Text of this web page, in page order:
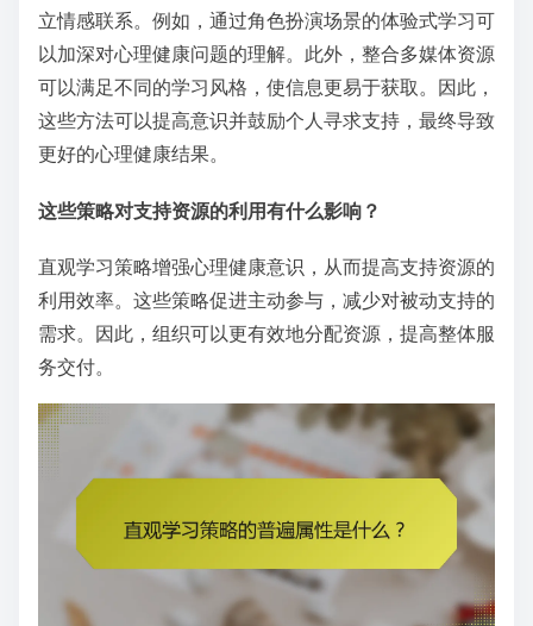
立情感联系。例如，通过角色扮演场景的体验式学习可
以加深对心理健康问题的理解。此外，整合多媒体资源
可以满足不同的学习风格，使信息更易于获取。因此，
这些方法可以提高意识并鼓励个人寻求支持，最终导致
更好的心理健康结果。
这些策略对支持资源的利用有什么影响？
直观学习策略增强心理健康意识，从而提高支持资源的
利用效率。这些策略促进主动参与，减少对被动支持的
需求。因此，组织可以更有效地分配资源，提高整体服
务交付。